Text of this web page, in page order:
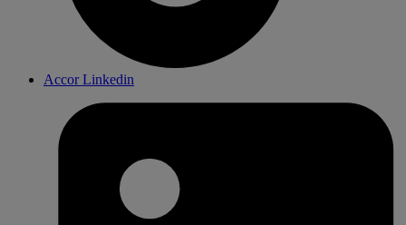
Accor Linkedin